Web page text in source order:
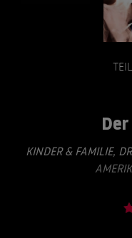
KINDER & FAMILIE,